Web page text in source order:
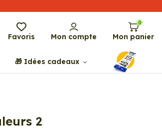
Favoris Mon compte
0
Mon panier
🎁​ Idées cadeaux
2